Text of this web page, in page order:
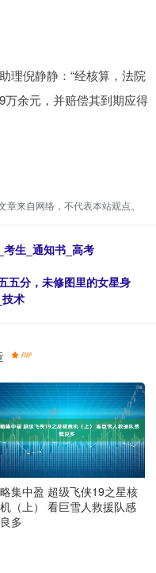
倪静静：“经核算，法院
余元，并赔偿其到期应得
章来自网络，不代表本站观点。
生_通知书_高考
五分，未修图里的女星身
术
集中盈 超级飞侠19之星核
（上） 看巨雪人救援队感
多